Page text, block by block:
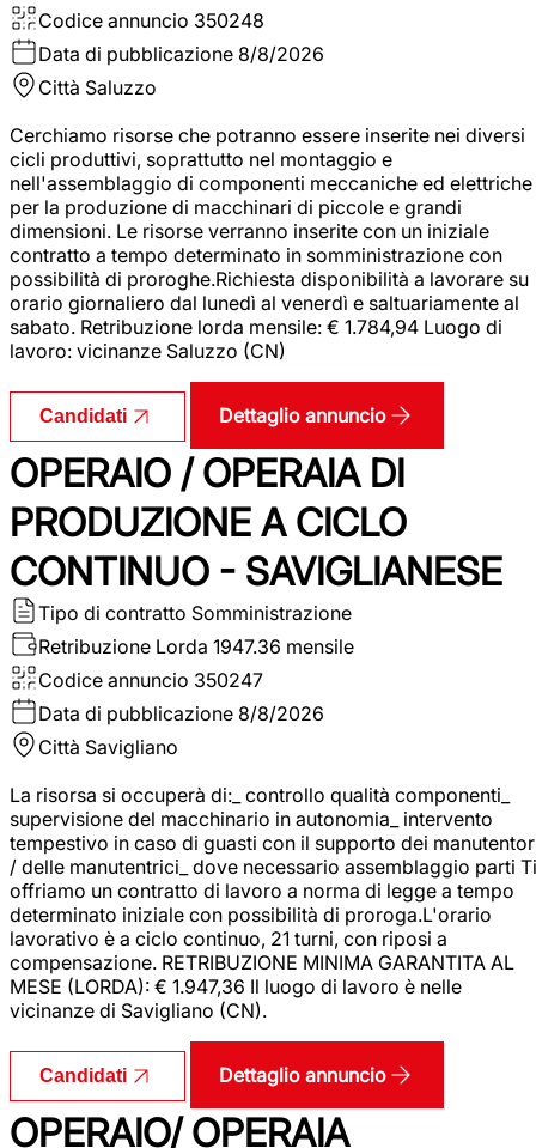
Codice annuncio 350248
Data di pubblicazione 8/8/2026
Città Saluzzo
Cerchiamo risorse che potranno essere inserite nei diversi
cicli produttivi, soprattutto nel montaggio e
nell'assemblaggio di componenti meccaniche ed elettriche
per la produzione di macchinari di piccole e grandi
dimensioni. Le risorse verranno inserite con un iniziale
contratto a tempo determinato in somministrazione con
possibilità di proroghe.Richiesta disponibilità a lavorare su
orario giornaliero dal lunedì al venerdì e saltuariamente al
sabato. Retribuzione lorda mensile: € 1.784,94 Luogo di
lavoro: vicinanze Saluzzo (CN)
Candidati Dettaglio annuncio
OPERAIO / OPERAIA DI
PRODUZIONE A CICLO
CONTINUO - SAVIGLIANESE
Tipo di contratto Somministrazione
Retribuzione Lorda 1947.36 mensile
Codice annuncio 350247
Data di pubblicazione 8/8/2026
Città Savigliano
La risorsa si occuperà di:_ controllo qualità componenti_
supervisione del macchinario in autonomia_ intervento
tempestivo in caso di guasti con il supporto dei
/ delle manutentrici_ dove necessario assemblaggio parti Ti
offriamo un contratto di lavoro a norma di legge a tempo
determinato iniziale con possibilità di proroga.L'orario
lavorativo è a ciclo continuo, 21 turni, con riposi a
compensazione. RETRIBUZIONE MINIMA GARANTITA AL
MESE (LORDA): € 1.947,36 Il luogo di lavoro è nelle
vicinanze di Savigliano (CN).
Candidati Dettaglio annuncio
OPERAIO/ OPERAIA